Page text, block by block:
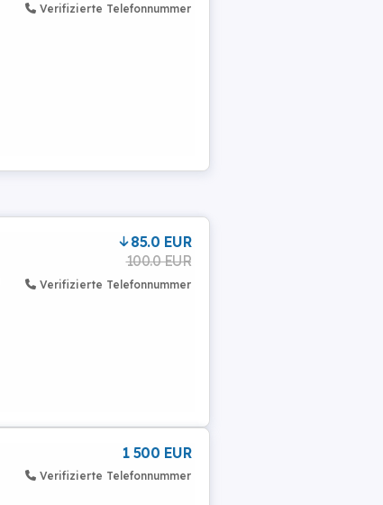
Verifizierte Telefonnummer
85.0 EUR
100.0 EUR
Verifizierte Telefonnummer
1 500 EUR
Verifizierte Telefonnummer